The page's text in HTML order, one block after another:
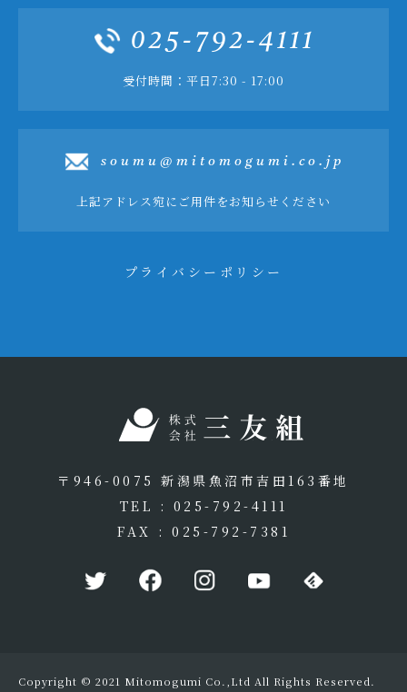
025-792-4111
受付時間：平日7:30 - 17:00
soumu@mitomogumi.co.jp
上記アドレス宛にご用件をお知らせください
プライバシーポリシー
〒946-0075 新潟県魚沼市吉田163番地
TEL : 025-792-4111
FAX : 025-792-7381
Copyright © 2021 Mitomogumi Co.,Ltd All Rights Reserved.